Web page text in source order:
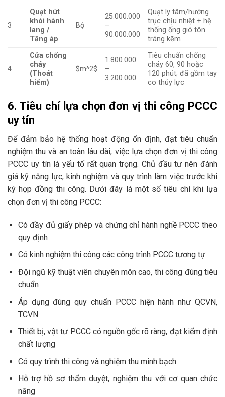
3
Quạt hút
khói hành
lang /
Tăng áp
Bộ
25.000.000
–
90.000.000
Quạt ly tâm/hướng
trục chịu nhiệt + hệ
thống ống gió tôn
tráng kẽm
4
Cửa chống
cháy
(Thoát
hiểm)
$m^2$
1.800.000
–
3.200.000
Tiêu chuẩn chống
cháy 60, 90 hoặc
120 phút; đã gồm tay
co thủy lực
6. Tiêu chí lựa chọn đơn vị thi công PCCC
uy tín
Để đảm bảo hệ thống hoạt động ổn định, đạt tiêu chuẩn
nghiệm thu và an toàn lâu dài, việc lựa chọn đơn vị thi công
PCCC uy tín là yếu tố rất quan trọng. Chủ đầu tư nên đánh
giá kỹ năng lực, kinh nghiệm và quy trình làm việc trước khi
ký hợp đồng thi công. Dưới đây là một số tiêu chí khi lựa
chọn đơn vị thi công PCCC:
Có đầy đủ giấy phép và chứng chỉ hành nghề PCCC theo
quy định
Có kinh nghiệm thi công các công trình PCCC tương tự
Đội ngũ kỹ thuật viên chuyên môn cao, thi công đúng tiêu
chuẩn
Áp dụng đúng quy chuẩn PCCC hiện hành như QCVN,
TCVN
Thiết bị, vật tư PCCC có nguồn gốc rõ ràng, đạt kiểm định
chất lượng
Có quy trình thi công và nghiệm thu minh bạch
Hỗ trợ hồ sơ thẩm duyệt, nghiệm thu với cơ quan chức
năng